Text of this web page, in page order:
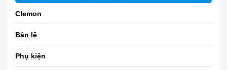
Clemon
Bản lề
Phụ kiện